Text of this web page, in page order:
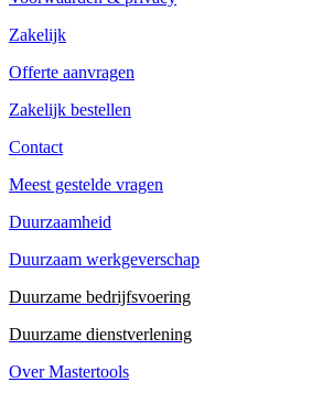
Zakelijk
Offerte aanvragen
Zakelijk bestellen
Contact
Meest gestelde vragen
Duurzaamheid
Duurzaam werkgeverschap
Duurzame bedrijfsvoering
Duurzame dienstverlening
Over Mastertools